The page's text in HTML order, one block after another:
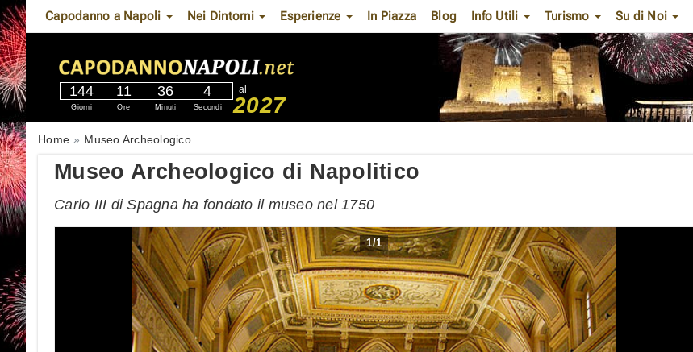
Capodanno a Napoli Nei Dintorni Esperienze In Piazza Blog Info Utili Turismo Su di Noi
144
Giorni
11
Ore
36
Minuti
3
Secondi
al
2027
Home Museo Archeologico
Museo Archeologico di Napolitico
Carlo III di Spagna ha fondato il museo nel 1750
1/1